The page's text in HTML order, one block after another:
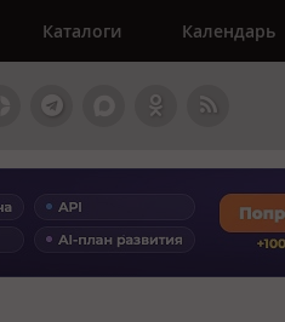
Каталоги Календарь